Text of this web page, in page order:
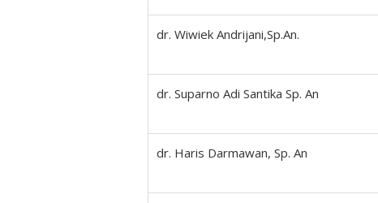
dr. Wiwiek Andrijani,Sp.An.
dr. Suparno Adi Santika Sp. An
dr. Haris Darmawan, Sp. An